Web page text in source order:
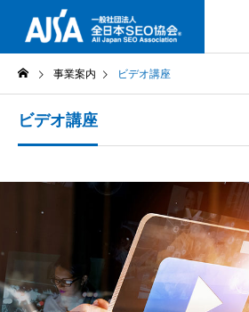
事業案内 ビデオ講座
ビデオ講座